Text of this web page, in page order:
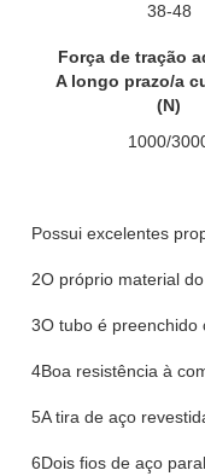
38-48
Força de tração
A longo prazo/a
(N)
1000/
Possui excelentes
2O próprio material
3O tubo é preenchido
4Boa resistência à
5A tira de aço
6Dois fios de aço